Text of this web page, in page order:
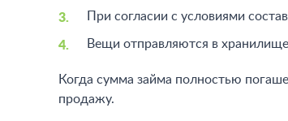
При согласии с условиями
Вещи отправляются в
Когда сумма займа полностью
продажу.